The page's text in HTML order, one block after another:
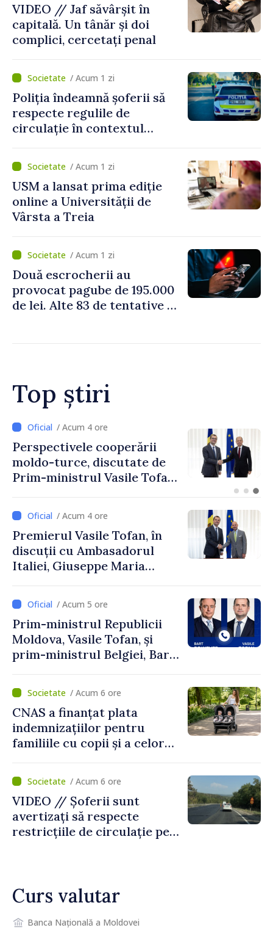
VIDEO // Jaf săvârșit în
capitală. Un tânăr și doi
complici, cercetați penal
/ Acum 1 zi
Poliția îndeamnă șoferii să
respecte regulile de
circulație în contextul
perioada concediilor
/ Acum 1 zi
USM a lansat prima ediție
online a Universității de
Vârsta a Treia
/ Acum 1 zi
Două escrocherii au
provocat pagube de 195.000
de lei. Alte 83 de tentative au
Top știri
/ Acum 1 oră
Forumul Diasporei //
Republica Moldova,
promovată în Elveția prin
exporturi
/ Acum 4 ore
Premierul Vasile Tofan, în
discuții cu Ambasadorul
Italiei, Giuseppe Maria
/ Acum 5 ore
Prim-ministrul Republicii
Moldova, Vasile Tofan, și
prim-ministrul Belgiei, Bart
despre parcursul european
al Republicii Moldova.
/ Acum 6 ore
CNAS a finanțat plata
indemnizațiilor pentru
familiile cu copii și a celor
temporară de muncă
/ Acum 6 ore
VIDEO // Șoferii sunt
avertizați să respecte
restricțiile de circulație pe
Curs valutar
Banca Națională a Moldovei